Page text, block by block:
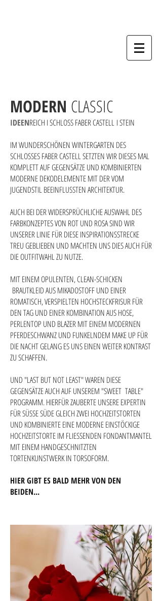
MODERN CLASSIC
IDEENREICH I SCHLOSS FABER CASTELL I STEIN
IM WUNDERSCHÖNEN WINTERGARTEN DES
SCHLOSSES FABER CASTELL SETZTEN WIR DIESES MAL
KOMPLETT AUF GEGENSÄTZE UND KOMBINIERTEN
MODERNE DEKODELEMENTE MIT DER VOM
JUGENDSTIL BEEINFLUSSTEN ARCHITEKTUR.
AUCH BEI DER WIDERSPRÜCHLICHE AUSWAHL DES
FARBKONZEPTES VON ROT UND ROSA SIND WIR
UNSERER LINIE FÜR DIESE INSPIRATIONSSTRECKE
TREU GEBLIEBEN UND MACHTEN UNS DIES AUCH FÜR
DIE OUTFITWAHL ZU NUTZE.
MIT EINEM OPULENTEN, CLEAN-SCHICKEN
BRAUTKLEID AUS MIKADOSTOFF UND EINER
ROMATISCH, VERSPIELTEN HOCHSTECKFRISUR FÜR
DEN TAG UND EINER KOMBINATION AUS HOSE,
PERLENTOP UND BLAZER MIT EINEM MODERNEN
PFERDESCHWANZ UND FUNKELNDEM MAKE UP FÜR
DIE NACHT GELANG ES UNS EINEN WEITER KONTRAST
ZU SCHAFFEN.
UND "LAST BUT NOT LEAST" WAREN DIESE
GEGENSÄTZE AUCH AUF UNSEREM "SWEET TABLE"
PROGRAMM. HIERFÜR ZAUBERTE UNSERE EXPERTIN
FÜR SÜSSE SÜDE GLEICH ZWEI HOCHZEITSTORTEN
UND KOMBINIERTE EINE MODERNE EINSTÖCKIGE
HOCHZEITSTORTE IM FLIESSENDEN FONDANTMANTEL
MIT EINEM HANDGESCHNITZTEN
TORTENKUNSTWERK IN TORSOFORM.
HIER GIBT ES BALD MEHR VON DEN
BEIDEN...